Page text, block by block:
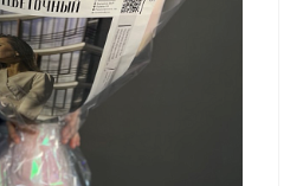
В корзину